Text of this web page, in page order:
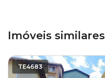
Imóveis similares
TE4683